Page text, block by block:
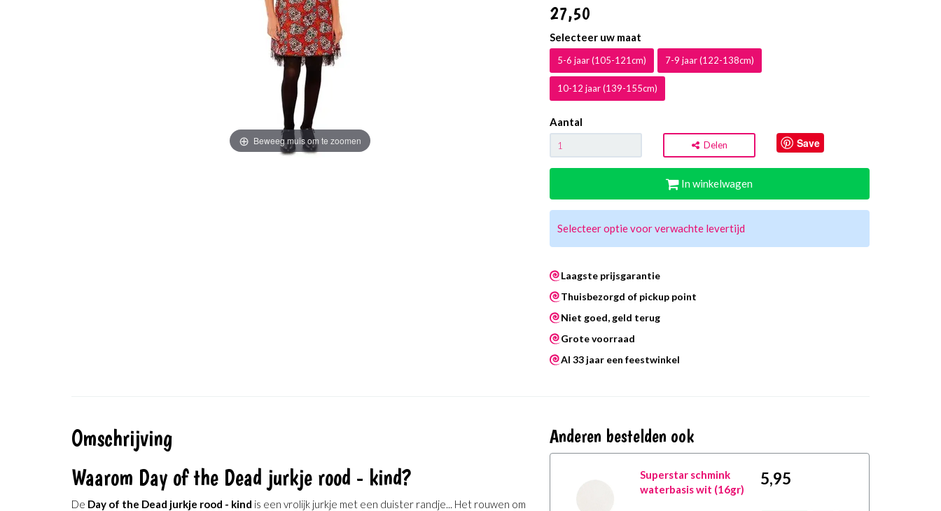
Beweeg muis om te zoomen
27,50
Selecteer uw maat
5-6 jaar (105-121cm) 7-9 jaar (122-138cm)
10-12 jaar (139-155cm)
Aantal
Delen Save
In winkelwagen
Selecteer optie voor verwachte levertijd
Laagste prijsgarantie
Thuisbezorgd of pickup point
Niet goed, geld terug
Grote voorraad
Al 33 jaar een feestwinkel
Omschrijving
Waarom Day of the Dead jurkje rood - kind?
De Day of the Dead jurkje rood - kind is een vrolijk jurkje met een duister randje... Het rouwen om
Anderen bestelden ook
Superstar schmink
waterbasis wit (16gr)
5,95